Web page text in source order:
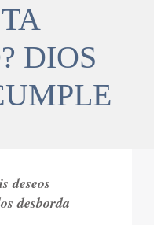
DIOS
deseos
desborda